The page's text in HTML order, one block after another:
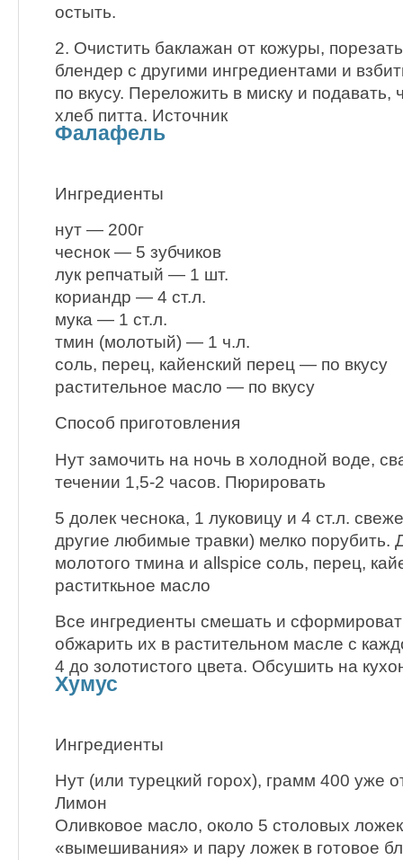
остыть.
2. Очистить баклажан от кожуры,
блендер с другими ингредиентами и
по вкусу. Переложить в миску и подавать,
хлеб питта. Источник
Фалафель
Ингредиенты
нут — 200г
чеснок — 5 зубчиков
лук репчатый — 1 шт.
кориандр — 4 ст.л.
мука — 1 ст.л.
тмин (молотый) — 1 ч.л.
соль, перец, кайенский перец — по вкусу
растительное масло — по вкусу
Способ приготовления
Нут замочить на ночь в холодной воде,
течении 1,5-2 часов. Пюрировать
5 долек чеснока, 1 луковицу и 4 ст.л.
другие любимые травки) мелко порубить.
молотого тмина и allspice соль, перец,
раститкьное масло
Все ингредиенты смешать и
обжарить их в растительном масле с
4 до золотистого цвета. Обсушить на
Хумус
Ингредиенты
Нут (или турецкий горох), грамм 400 уже
Лимон
Оливковое масло, около 5 столовых
«вымешивания» и пару ложек в готовое